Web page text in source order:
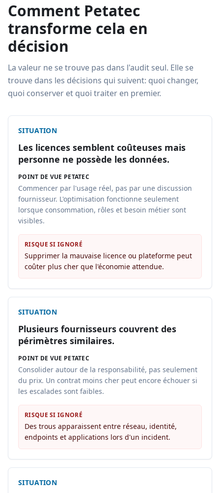
Comment Petatec
transforme cela en
décision
La valeur ne se trouve pas dans l'audit seul. Elle se
trouve dans les décisions qui suivent: quoi changer,
quoi conserver et quoi traiter en premier.
SITUATION
Les licences semblent coûteuses mais
personne ne possède les données.
POINT DE VUE PETATEC
Commencer par l'usage réel, pas par une discussion
fournisseur. L'optimisation fonctionne seulement
lorsque consommation, rôles et besoin métier sont
visibles.
RISQUE SI IGNORÉ
Supprimer la mauvaise licence ou plateforme peut
coûter plus cher que l'économie attendue.
SITUATION
Plusieurs fournisseurs couvrent des
périmètres similaires.
POINT DE VUE PETATEC
Consolider autour de la responsabilité, pas seulement
du prix. Un contrat moins cher peut encore échouer si
les escalades sont faibles.
RISQUE SI IGNORÉ
Des trous apparaissent entre réseau, identité,
endpoints et applications lors d'un incident.
SITUATION